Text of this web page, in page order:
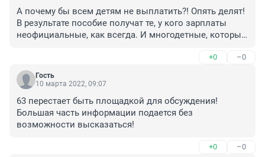
А почему бы всем детям не выплатить?! Опять делят!
В результате пособие получат те, у кого зарплаты
неофициальные, как всегда. И многодетные, которые
государству, у тех дети опять в пролете, потому что
получается на семью на 2 копейки больше
прожиточного минимума!
+0 –0
Гость
10 марта 2022, 09:07
63 перестает быть площадкой для обсуждения!
Большая часть информации подается без
возможности высказаться!
+0 –0